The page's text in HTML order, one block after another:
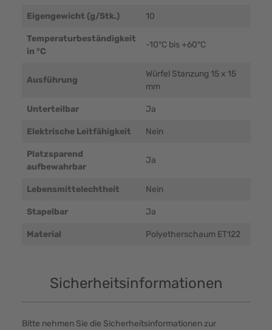
Eigengewicht (g/Stk.) 10
Temperaturbeständigkeit
in °C
-10°C bis +60°C
Ausführung
Würfel Stanzung 15 x 15
mm
Unterteilbar Ja
Elektrische Leitfähigkeit Nein
Platzsparend
aufbewahrbar
Ja
Lebensmittelechtheit Nein
Stapelbar Ja
Material Polyetherschaum ET122
Sicherheitsinformationen
Bitte nehmen Sie die Sicherheitsinformationen zur